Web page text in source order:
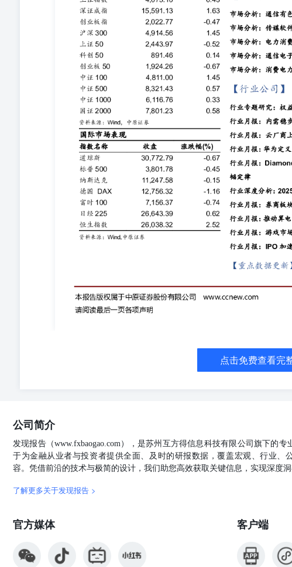
企稳、人民币汇率保持基本稳定，政策发力时点可能后置。财政
心预计将更加向提振消费、投资于人、保障民生等领域倾斜。伴
政策不确定性若消退，市场焦点将重回国内盈利主线。当前A股
结束的线索尚未出现。调整更多是行情内部的阶段性消化，而非
注宏观经济数据、海外流动性变化以及政策动向。短线建议关注
市场分析：传媒软件行业领涨A股小幅整理2026-06-01 （张刚
场冲高遇阻、小幅震荡整理，早盘股指平开后震荡上行，盘中沪
开发、煤炭以及IT服务等行业表现较好；半导体、元件、通信设
理的运行特征。当前上证综指与创业板指数的平均市盈率分别为
期布局。两市周一成交金额28970亿元，处于近三年日均成交量
点，连续第二个月回落且弱于季节性。央行已明确全年将继续实
维持低位运行，预计下半年货币政策不具备转向收紧的条件，但
置。财政政策方面，优化财政支出结构是今年的重要着力点，后
倾斜。伴随油价稳步回落，地缘风险对A股的冲击已明显降温。
当前A股已进入盈利驱动上行阶段、中长期向好趋势不变。AI大
化，而非趋势性反转。预计上证指数维持震荡整理的可能性较大
建议关注软件开发、IT服务、传媒以及煤炭等行业的投资机会。
S0730511010001021-50586990zhanggang@ccnew.com） 周五A
沪指在4112点附近遭遇阻力，午后股指震荡回落，盘中医疗美
航天装备以及军工电子等行业表现较弱，沪指全天基本呈现震荡
量中位数区域上方。4月份，规模以上工业增加值同比增长4.1%
动，而非跨行业外溢至传统板块。主流资金仅在AI科技主线内部
震荡整理的可能性较大，密切关注宏观经济数据、海外流动性变
等行业表现较弱，沪指全天基本呈现先抑后扬的运行特征。当前
传统板块。主流资金仅在AI科技主线内部做细分切换，核心科技
大，密切关注宏观经济数据、海外流动性变化以及政策动向。
投资机会。 市场分析：消费电力行业领涨A股宽幅震荡2026-05-27
周三A股市场冲高遇阻、宽幅震荡整理，早盘股指低开后震荡上
白酒、影视院线、电力以及食品饮料等行业表现较好；贵金属
现宽幅震荡整理的运行特征。当前上证综指与创业板指数的平均
方，适合中长期布局。两市周三成交金额32603亿元，处于近三
月中旬，中美经贸磋商取得初步成果。这一积极进展有望改善市
技主线内部做细分切换，核心科技主线地位依然稳固。预计上证
流动性变化以及政策动向。短线建议关注电力、电池、公用事业
点击免费查看完
公司简介
发现报告（www.fxbaogao.com），是苏州互方得信息科技有限公司旗下的专
于为金融从业者与投资者提供全面、及时的研报数据，覆盖宏观、行业、
容。凭借前沿的技术与极简的设计，我们助您高效获取关键信息，实现深度洞
了解更多关于发现报告 >
官方媒体 客户端